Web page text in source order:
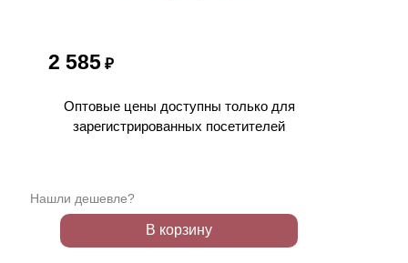
2 585 ₽
Оптовые цены доступны только для
зарегистрированных посетителей
Нашли дешевле?
В корзину